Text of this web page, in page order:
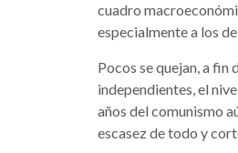
cuadro
especialmente a los
Pocos se quejan, a fin
independientes, el
años del comunismo
escasez de todo y